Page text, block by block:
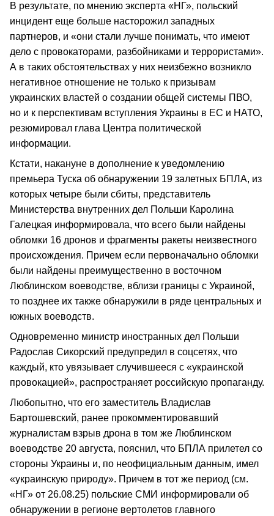
В результате, по мнению эксперта «НГ», польский
инцидент еще больше насторожил западных
партнеров, и «они стали лучше понимать, что имеют
дело с провокаторами, разбойниками и террористами».
А в таких обстоятельствах у них неизбежно возникло
негативное отношение не только к призывам
украинских властей о создании общей системы ПВО,
но и к перспективам вступления Украины в ЕС и НАТО,
резюмировал глава Центра политической
информации.
Кстати, накануне в дополнение к уведомлению
премьера Туска об обнаружении 19 залетных БПЛА, из
которых четыре были сбиты, представитель
Министерства внутренних дел Польши Каролина
Галецкая информировала, что всего были найдены
обломки 16 дронов и фрагменты ракеты неизвестного
происхождения. Причем если первоначально обломки
были найдены преимущественно в восточном
Люблинском воеводстве, вблизи границы с Украиной,
то позднее их также обнаружили в ряде центральных и
южных воеводств.
Одновременно министр иностранных дел Польши
Радослав Сикорский предупредил в соцсетях, что
каждый, кто увязывает случившееся с «украинской
провокацией», распространяет российскую пропаганду.
Любопытно, что его заместитель Владислав
Бартошевский, ранее прокомментировавший
журналистам взрыв дрона в том же Люблинском
воеводстве 20 августа, пояснил, что БПЛА прилетел со
стороны Украины и, по неофициальным данным, имел
«украинскую природу». Причем в тот же период (см.
«НГ» от 26.08.25) польские СМИ информировали об
обнаружении в регионе вертолетов главного